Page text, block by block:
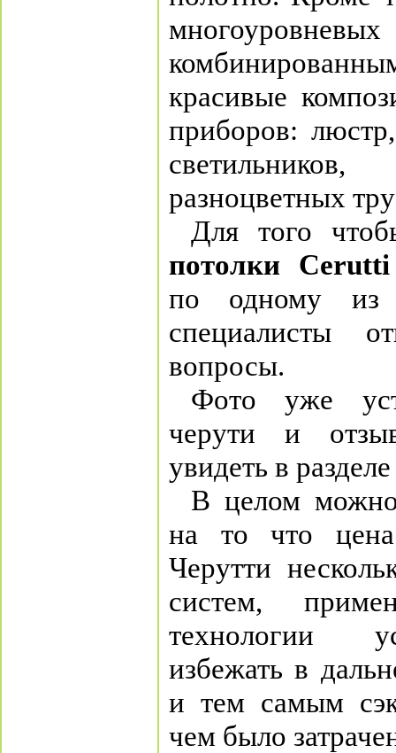
красивые
приборов:
разноцветных
Для того
потолки Cerutti
по одному из
специалисты
вопросы.
Фото уже
черути и
увидеть в
В целом можно
на то что
Черутти
систем,
технологии
избежать в
и тем самым
чем было